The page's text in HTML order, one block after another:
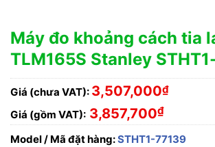
Máy đo khoảng cách tia
TLM165S Stanley
Giá (chưa VAT): 3,507,000₫
Giá (gồm VAT): 3,857,700₫
Model / Mã đặt hàng:STHT1-77139